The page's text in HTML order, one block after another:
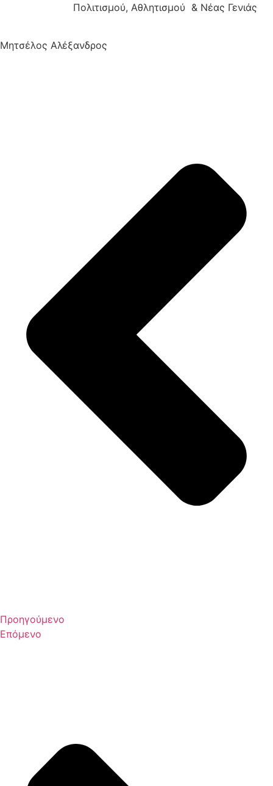
Πολιτισμού, Αθλητισμού & Νέας Γενιάς
Μητσέλος Αλέξανδρος
Προηγούμενο
Επόμενο